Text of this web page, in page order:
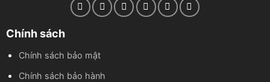
Chính sách
Chính sách bảo mật
Chính sách bảo hành